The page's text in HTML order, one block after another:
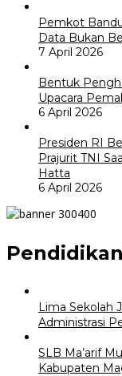
Pemkot
Data Bukan
7 April 2026
Bentuk
Upacara
6 April 2026
Presiden RI
Prajurit TNI
Hatta
6 April 2026
Pendidikan
Lima Sekolah
Administrasi
SLB Ma’arif
Kabupaten